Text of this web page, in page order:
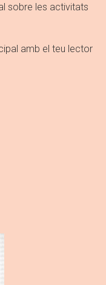
sobre les activitats
amb el teu lector